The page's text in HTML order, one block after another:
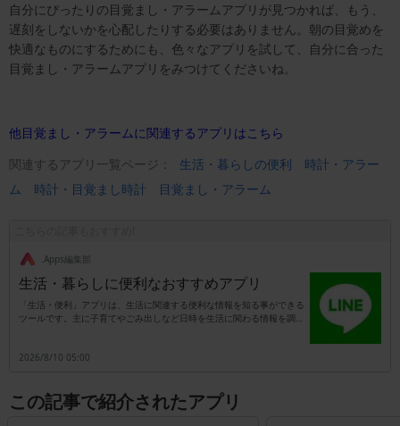
自分にぴったりの目覚まし・アラームアプリが見つかれば、もう、
遅刻をしないかを心配したりする必要はありません。朝の目覚めを
快適なものにするためにも、色々なアプリを試して、自分に合った
目覚まし・アラームアプリをみつけてくださいね。
他目覚まし・アラームに関連するアプリはこちら
関連するアプリ一覧ページ：
生活・暮らしの便利
時計・アラー
ム
時計・目覚まし時計 目覚まし・アラーム
.Apps編集部
生活・暮らしに便利なおすすめアプリ
「生活・便利」アプリは、生活に関連する便利な情報を知る事ができる
ツールです。主に子育てやごみ出しなど日時を生活に関わる情報を調べ
りますが、窓口での証明書の発行などが求められる事も多いです。それ
所の窓口まで行かなくても、アプリだけで実行できる事もあります。で
すから日常生活に関わる手続きを、できるだけ便利にしたい時などは、
2026/8/10 05:00
この記事で紹介されたアプリ